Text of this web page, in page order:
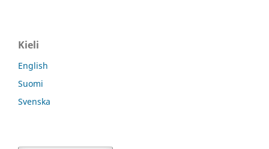
Kieli
English
Suomi
Svenska